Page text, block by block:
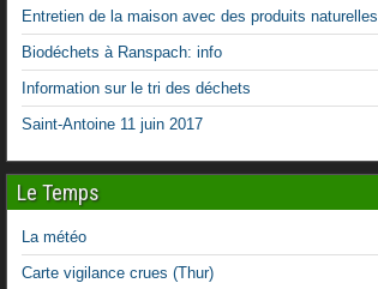
Entretien de la maison avec des produits naturelles
Biodéchets à Ranspach: info
Information sur le tri des déchets
Saint-Antoine 11 juin 2017
Le Temps
La météo
Carte vigilance crues (Thur)